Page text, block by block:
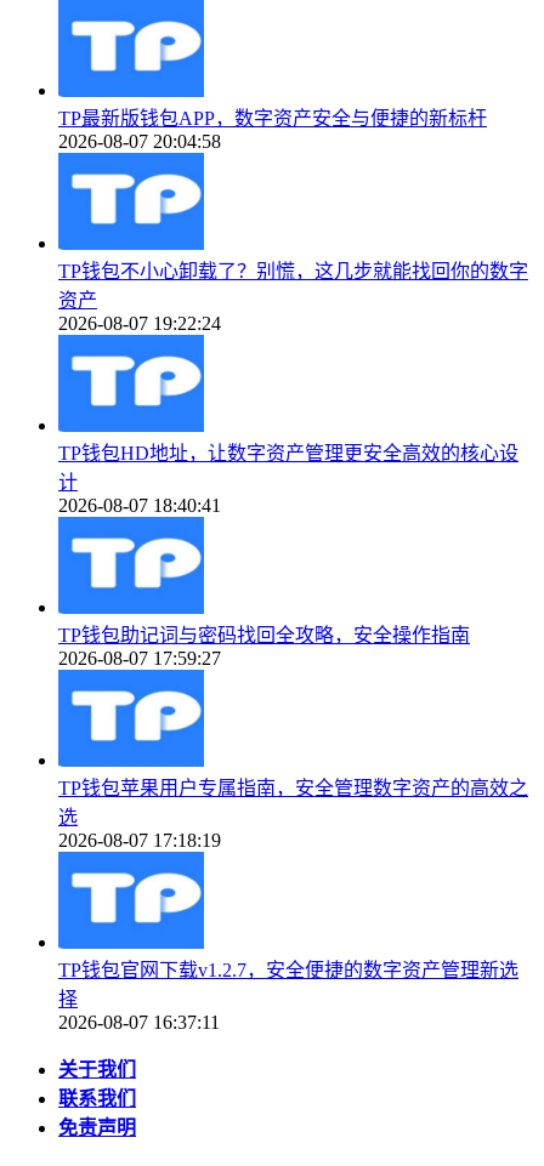
TP最新版钱包APP，数字资产安全与便捷的新标杆
2026-08-07 20:04:58
TP钱包不小心卸载了？别慌，这几步就能找回你的数字
资产
2026-08-07 19:22:24
TP钱包HD地址，让数字资产管理更安全高效的核心设
计
2026-08-07 18:40:41
TP钱包助记词与密码找回全攻略，安全操作指南
2026-08-07 17:59:27
TP钱包苹果用户专属指南，安全管理数字资产的高效之
选
2026-08-07 17:18:19
TP钱包官网下载v1.2.7，安全便捷的数字资产管理新选
择
2026-08-07 16:37:11
关于我们
联系我们
免责声明